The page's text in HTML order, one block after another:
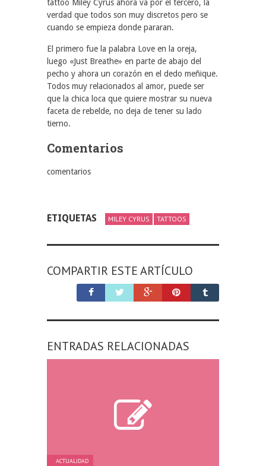
tattoo Miley Cyrus ahora va por el tercero, la
verdad que todos son muy discretos pero se
cuando se empieza donde pararan.
El primero fue la palabra Love en la oreja,
luego «Just Breathe» en parte de abajo del
pecho y ahora un corazón en el dedo meñique.
Todos muy relacionados al amor, puede ser
que la chica loca que quiere mostrar su nueva
faceta de rebelde, no deja de tener su lado
tierno.
Comentarios
comentarios
ETIQUETAS MILEY CYRUS TATTOOS
COMPARTIR ESTE ARTÍCULO
ENTRADAS RELACIONADAS
ACTUALIDAD